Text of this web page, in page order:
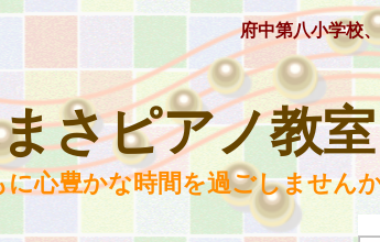
府中第八小学校
さピアノ教室
に心豊かな時間を過ごしません